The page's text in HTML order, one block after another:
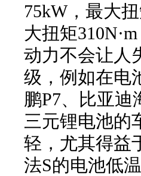
75kW，最大
大扭矩
动力不会让人
级，例如在电
鹏P7、比亚迪
三元锂电池的
轻，尤其得益
法S的电池低